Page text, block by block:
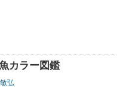
カラー図鑑
弘